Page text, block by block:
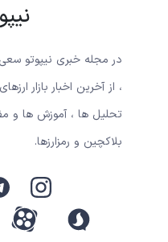
در مجله خبری نیپوتو سعی
، از آخرین اخبار بازار
تحلیل ها ، آموزش ها و
بلاکچین و رمزارزها.